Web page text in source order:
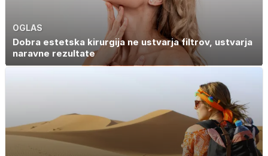
OGLAS
Dobra estetska kirurgija ne ustvarja filtrov, ustvarja
naravne rezultate